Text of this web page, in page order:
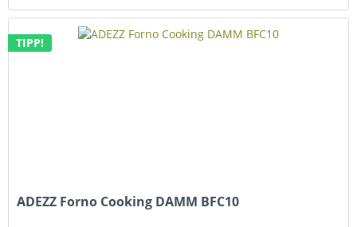
TIPP!
ADEZZ Forno Cooking DAMM BFC10